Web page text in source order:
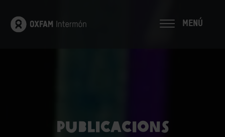
MENÚ
Publicacions